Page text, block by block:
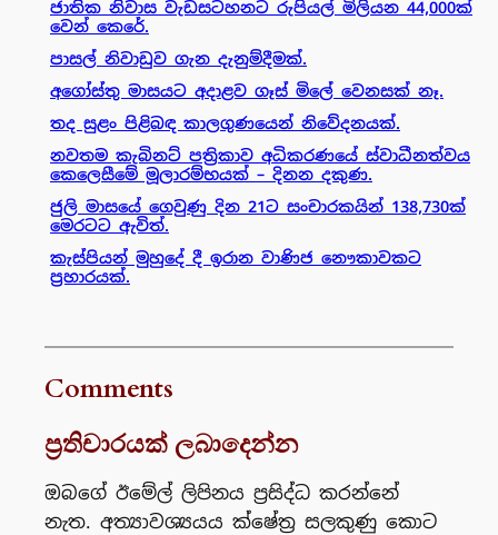
ජාතික නිවාස වැඩසටහනට රුපියල් මිලියන 44,000ක්
වෙන් කෙරේ.
පාසල් නිවාඩුව ගැන දැනුම්දීමක්.
අගෝස්තු මාසයට අදාළව ගෑස් මිලේ වෙනසක් නෑ.
තද සුළං පිළිබඳ කාලගුණයෙන් නිවේදනයක්.
නවතම කැබිනට් පත්‍රිකාව අධිකරණයේ ස්වාධීනත්වය
කෙලෙසීමේ මූලාරම්භයක් – දිනන දකුණ.
ජුලි මාසයේ ගෙවුණු දින 21ට සංචාරකයින් 138,730ක්
මෙරටට ඇවිත්.
කැස්පියන් මුහුදේ දී ඉරාන වාණිජ නෞකාවකට
ප්‍රහාරයක්.
Comments
ප්‍රතිචාරයක් ලබාදෙන්න
ඔබගේ ඊමේල් ලිපිනය ප්‍රසිද්ධ කරන්නේ
නැත. අත්‍යාවශ්‍යයය ක්ෂේත්‍ර සලකුණු කොට